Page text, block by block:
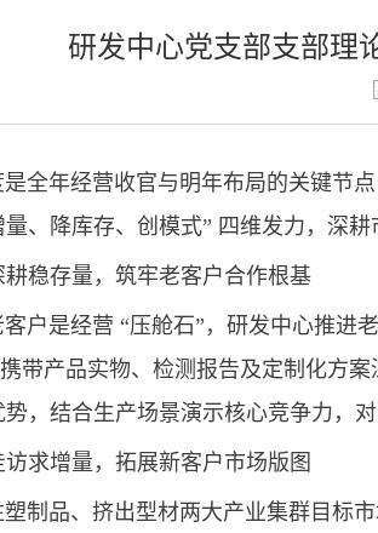
研发中心党支部支部理
年经营收官与明年布局的关键节点
、降库存、创模式” 四维发力，深
稳存量，筑牢老客户合作根基
客户是经营 “压舱石”，研发中心推进
带产品实物、检测报告及定制化方
势，结合生产场景演示核心竞争力，
求增量，拓展新客户市场版图
制品、挤出型材两大产业集群目标